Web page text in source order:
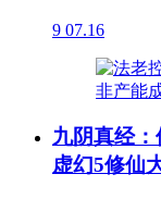
9 07.16
九阴真经
虚幻5修仙